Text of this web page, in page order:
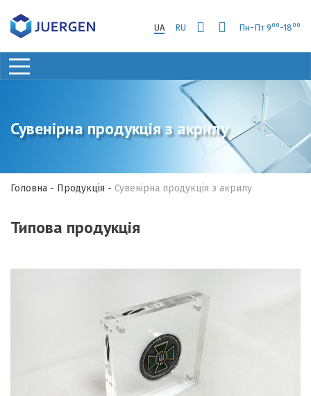
UA RU Пн-Пт 900-1800
Сувенірна продукція з акрилу
Головна - Продукція - Сувенірна продукція з акрилу
Типова продукція